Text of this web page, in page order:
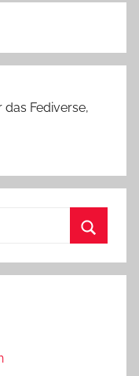
Fediverse,